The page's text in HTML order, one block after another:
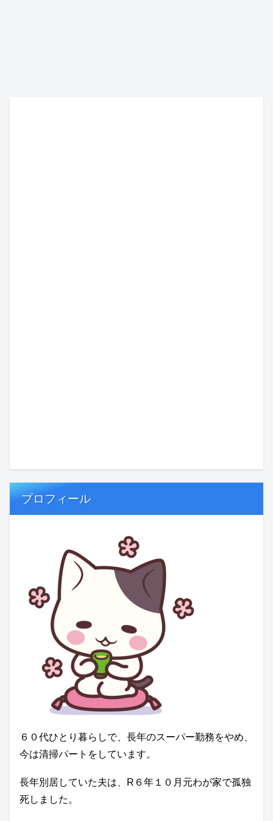
プロフィール
６０代ひとり暮らしで、長年のスーパー勤務をやめ、
今は清掃パートをしています。
長年別居していた夫は、R６年１０月元わが家で孤独
死しました。